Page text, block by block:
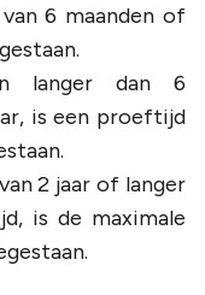
6 maanden of
langer dan 6
is een proeftijd
2 jaar of langer
is de maximale